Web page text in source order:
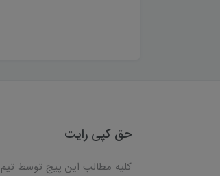
حق کپی رایت
کلیه مطالب این پیج توسط